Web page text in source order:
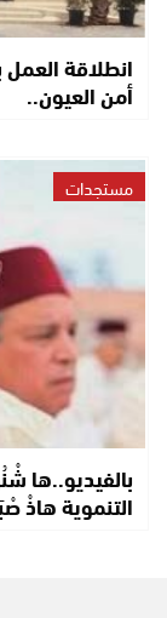
انطلاقة العمل
أمن العيون..
مستجدات
بالفيديو..ها
التنموية هاذْ